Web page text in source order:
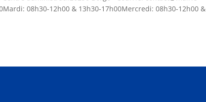
08h30-12h00 & 13h30-17h00Mercredi: 08h30-12h00 &